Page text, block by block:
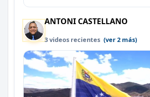
ANTONI CASTELLANO
3 videos recientes (ver 2 más)